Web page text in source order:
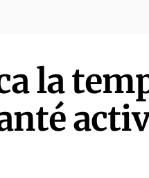
la